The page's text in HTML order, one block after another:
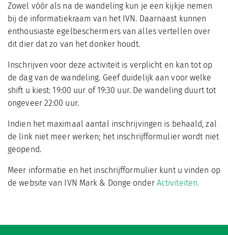
Zowel vóór als na de wandeling kun je een kijkje nemen
bij de informatiekraam van het IVN. Daarnaast kunnen
enthousiaste egelbeschermers van alles vertellen over
dit dier dat zo van het donker houdt.
Inschrijven voor deze activiteit is verplicht en kan tot op
de dag van de wandeling. Geef duidelijk aan voor welke
shift u kiest: 19:00 uur of 19:30 uur. De wandeling duurt tot
ongeveer 22:00 uur.
Indien het maximaal aantal inschrijvingen is behaald, zal
de link niet meer werken; het inschrijfformulier wordt niet
geopend.
Meer informatie en het inschrijfformulier kunt u vinden op
de website van IVN Mark & Donge onder Activiteiten.